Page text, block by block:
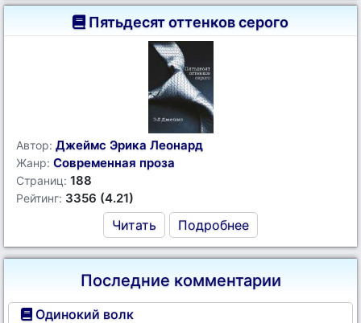
Пятьдесят оттенков серого
Автор: Джеймс Эрика Леонард
Жанр: Современная проза
Страниц: 188
Рейтинг: 3356 (4.21)
Читать Подробнее
Последние комментарии
Одинокий волк